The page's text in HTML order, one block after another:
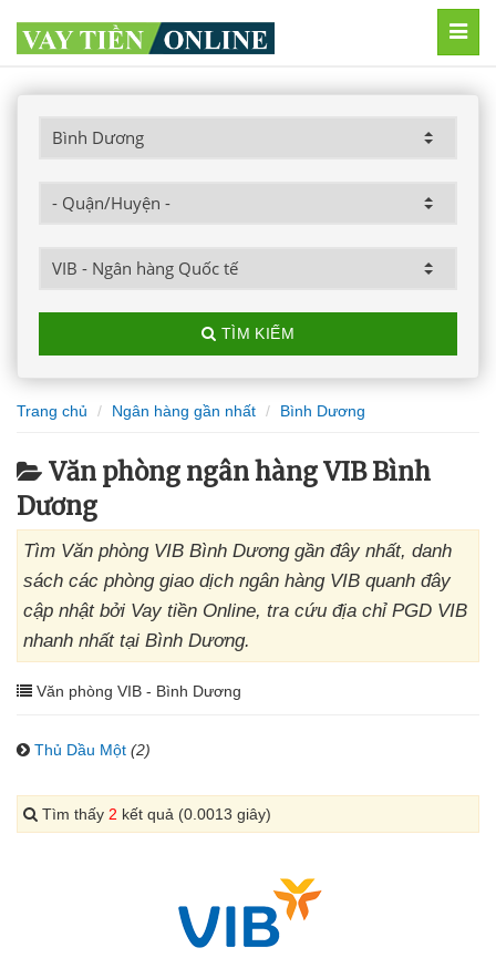
TÌM KIẾM
Trang chủ Ngân hàng gần nhất Bình Dương
Văn phòng ngân hàng VIB Bình
Dương
Tìm Văn phòng VIB Bình Dương gần đây nhất, danh
sách các phòng giao dịch ngân hàng VIB quanh đây
cập nhật bởi Vay tiền Online, tra cứu địa chỉ PGD VIB
nhanh nhất tại Bình Dương.
Văn phòng VIB - Bình Dương
Thủ Dầu Một (2)
Tìm thấy 2 kết quả (0.0013 giây)